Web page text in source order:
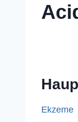
Ekzeme